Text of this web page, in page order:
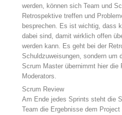
werden, können sich Team und
Retrospektive treffen und
besprechen. Es ist wichtig, dass
dabei sind, damit wirklich offen
werden kann. Es geht bei der
Schuldzuweisungen, sondern um
Scrum Master übernimmt hier die
Moderators.
Scrum Review
Am Ende jedes Sprints steht die
Team die Ergebnisse dem